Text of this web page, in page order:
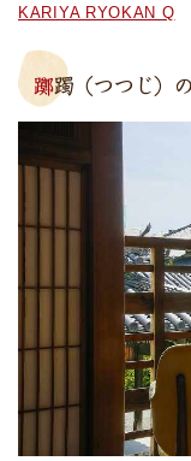
KARIYA RYOKAN Q
躑躅（つつじ）